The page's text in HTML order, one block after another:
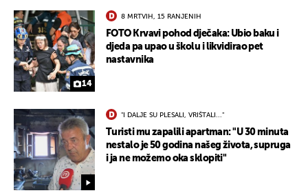
14
8 MRTVIH, 15 RANJENIH
FOTO Krvavi pohod dječaka: Ubio baku i
djeda pa upao u školu i likvidirao pet
nastavnika
"I DALJE SU PLESALI, VRIŠTALI..."
Turisti mu zapalili apartman: "U 30 minuta
nestalo je 50 godina našeg života, supruga
i ja ne možemo oka sklopiti"